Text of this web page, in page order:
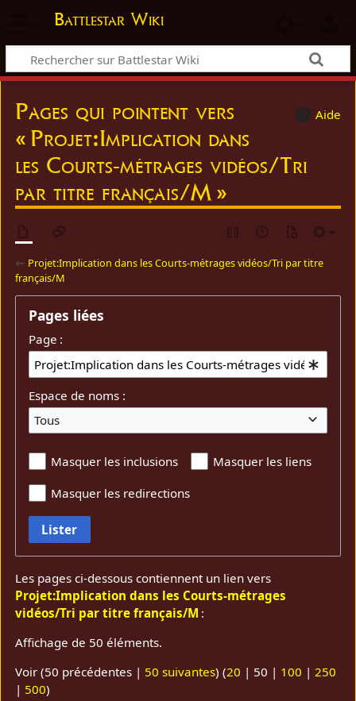
Battlestar Wiki
Aide
Pages qui pointent vers
« Projet:Implication dans
les Courts-métrages vidéos/Tri
par titre français/M »
← Projet:Implication dans les Courts-métrages vidéos/Tri par titre
français/M
Pages liées
Page :
Espace de noms :
Tous
Masquer les inclusions
Masquer les liens
Masquer les redirections
Lister
Les pages ci-dessous contiennent un lien vers
Projet:Implication dans les Courts-métrages
vidéos/Tri par titre français/M :
Affichage de 50 éléments.
Voir (50 précédentes | 50 suivantes) (20 | 50 | 100 |250
| 500)